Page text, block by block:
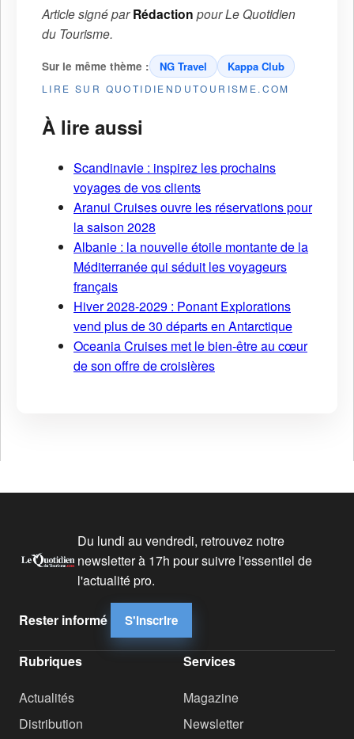
Article signé parRédaction pourLe Quotidien
du Tourisme.
Sur le même thème : NG Travel Kappa Club
LIRE SUR QUOTIDIENDUTOURISME.COM
À lire aussi
Scandinavie : inspirez les prochains
voyages de vos clients
Aranui Cruises ouvre les réservations pour
la saison 2028
Albanie : la nouvelle étoile montante de la
Méditerranée qui séduit les voyageurs
français
Hiver 2028-2029 : Ponant Explorations
vend plus de 30 départs en Antarctique
Oceania Cruises met le bien-être au cœur
de son offre de croisières
Du lundi au vendredi, retrouvez notre
newsletter à 17h pour suivre l'essentiel de
l'actualité pro.
Rester informé S'inscrire
Rubriques
Actualités
Distribution
Services
Magazine
Newsletter